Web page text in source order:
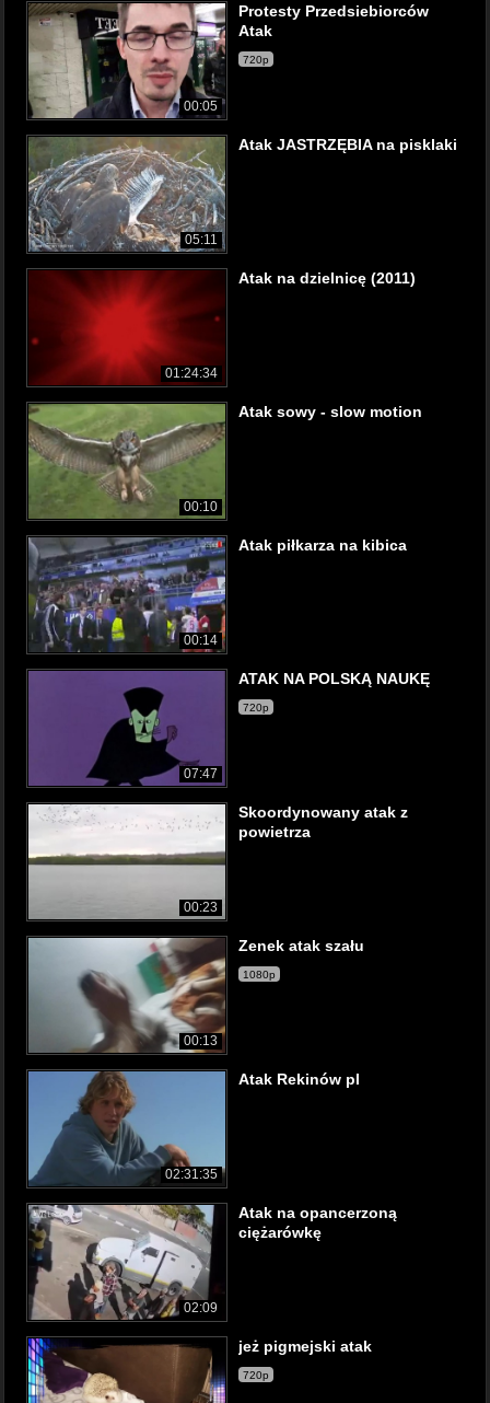
00:05
Protesty Przedsiebiorców
Atak
720p
05:11
Atak JASTRZĘBIA na pisklaki
01:24:34
Atak na dzielnicę (2011)
00:10
Atak sowy - slow motion
00:14
Atak piłkarza na kibica
07:47
ATAK NA POLSKĄ NAUKĘ
720p
00:23
Skoordynowany atak z
powietrza
00:13
Zenek atak szału
1080p
02:31:35
Atak Rekinów pl
02:09
Atak na opancerzoną
ciężarówkę
jeż pigmejski atak
720p